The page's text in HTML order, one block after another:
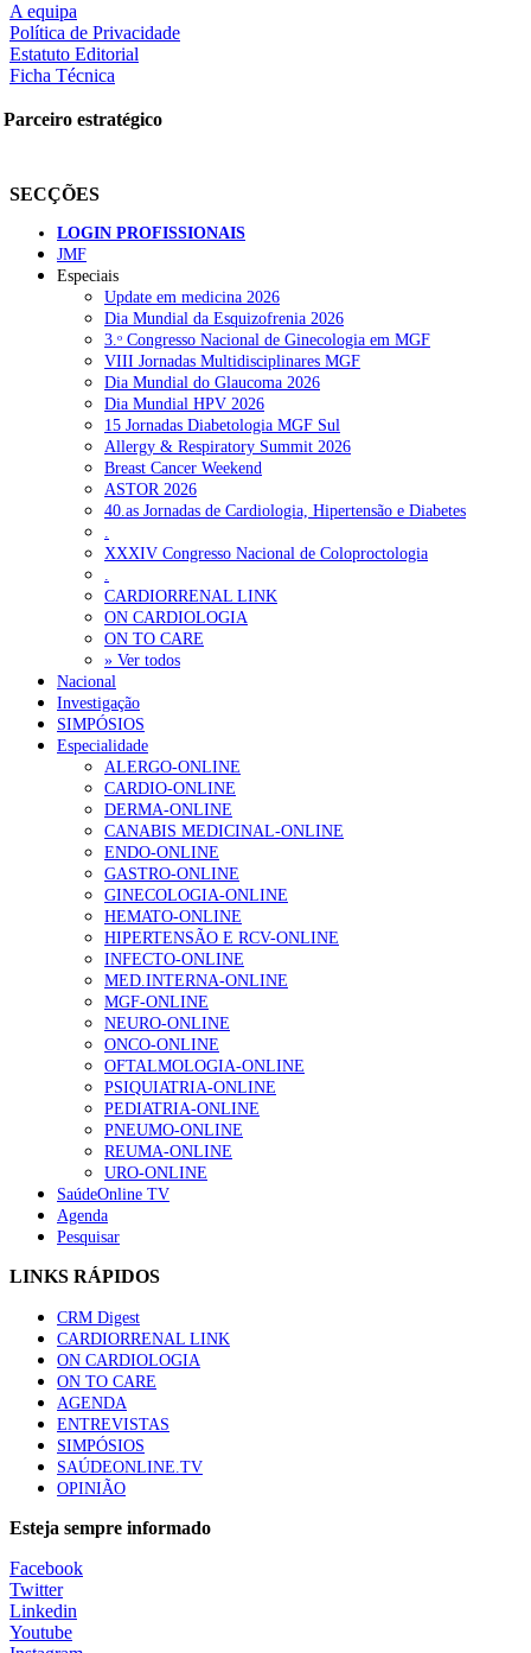
A equipa
Política de Privacidade
Estatuto Editorial
Ficha Técnica
Parceiro estratégico
SECÇÕES
LOGIN PROFISSIONAIS
JMF
Especiais
Update em medicina 2026
Dia Mundial da Esquizofrenia 2026
3.ᵒ Congresso Nacional de Ginecologia em MGF
VIII Jornadas Multidisciplinares MGF
Dia Mundial do Glaucoma 2026
Dia Mundial HPV 2026
15 Jornadas Diabetologia MGF Sul
Allergy & Respiratory Summit 2026
Breast Cancer Weekend
ASTOR 2026
40.as Jornadas de Cardiologia, Hipertensão e Diabetes
.
XXXIV Congresso Nacional de Coloproctologia
.
CARDIORRENAL LINK
ON CARDIOLOGIA
ON TO CARE
» Ver todos
Nacional
Investigação
SIMPÓSIOS
Especialidade
ALERGO-ONLINE
CARDIO-ONLINE
DERMA-ONLINE
CANABIS MEDICINAL-ONLINE
ENDO-ONLINE
GASTRO-ONLINE
GINECOLOGIA-ONLINE
HEMATO-ONLINE
HIPERTENSÃO E RCV-ONLINE
INFECTO-ONLINE
MED.INTERNA-ONLINE
MGF-ONLINE
NEURO-ONLINE
ONCO-ONLINE
OFTALMOLOGIA-ONLINE
PSIQUIATRIA-ONLINE
PEDIATRIA-ONLINE
PNEUMO-ONLINE
REUMA-ONLINE
URO-ONLINE
SaúdeOnline TV
Agenda
Pesquisar
LINKS RÁPIDOS
CRM Digest
CARDIORRENAL LINK
ON CARDIOLOGIA
ON TO CARE
AGENDA
ENTREVISTAS
SIMPÓSIOS
SAÚDEONLINE.TV
OPINIÃO
Esteja sempre informado
Facebook
Twitter
Linkedin
Youtube